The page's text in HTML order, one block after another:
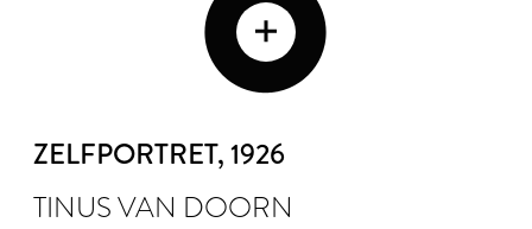
ZELFPORTRET, 1926
TINUS VAN DOORN